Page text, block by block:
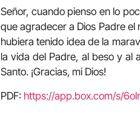
Señor, cuando pienso en lo
que agradecer a Dios Padre el
hubiera tenido idea de la
la vida del Padre, al beso y al
Santo. ¡Gracias, mi Dios!
PDF: https://app.box.com/s/